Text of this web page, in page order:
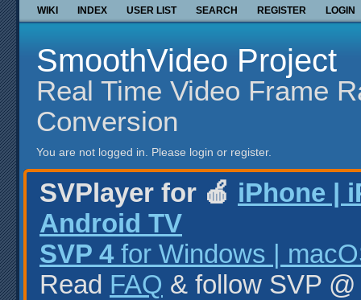
WIKI INDEX USER LIST SEARCH REGISTER LOGIN
SmoothVideo Project
Real Time Video Frame
Conversion
You are not logged in. Please login or register.
SVPlayer for 🍎 iPhone |
Android TV
SVP 4 for Windows |
Read FAQ & follow SVP